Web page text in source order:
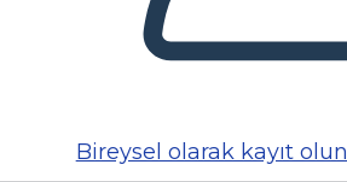
Bireysel olarak kayıt olun